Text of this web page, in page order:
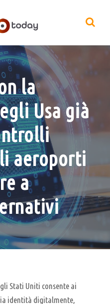
la
Usa già
aeroporti
a
Stati Uniti consente ai
identità digitalmente,